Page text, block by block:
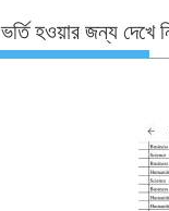
হওয়ার জন্য